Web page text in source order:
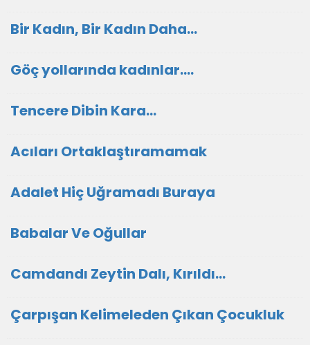
Bir Kadın, Bir Kadın Daha…
Göç yollarında kadınlar….
Tencere Dibin Kara…
Acıları Ortaklaştıramamak
Adalet Hiç Uğramadı Buraya
Babalar Ve Oğullar
Camdandı Zeytin Dalı, Kırıldı…
Çarpışan Kelimeleden Çıkan Çocukluk